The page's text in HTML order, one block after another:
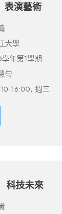
表演藝術
大學
學年第1學期
勻
16:00, 週三
科技未來